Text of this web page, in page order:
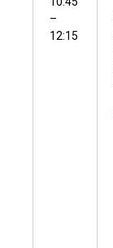
–
12:15